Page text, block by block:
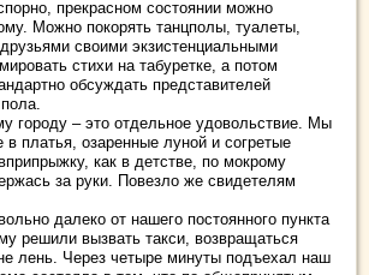
прекрасном состоянии можно
Можно покорять танцполы, туалеты,
своими экзистенциальными
стихи на табуретке, а потом
обсуждать представителей
городу – это отдельное удовольствие. Мы
в платья, озаренные луной и согретые
как в детстве, по мокрому
за руки. Повезло же свидетелям
далеко от нашего постоянного пункта
решили вызвать такси, возвращаться
лень. Через четыре минуты подъехал наш